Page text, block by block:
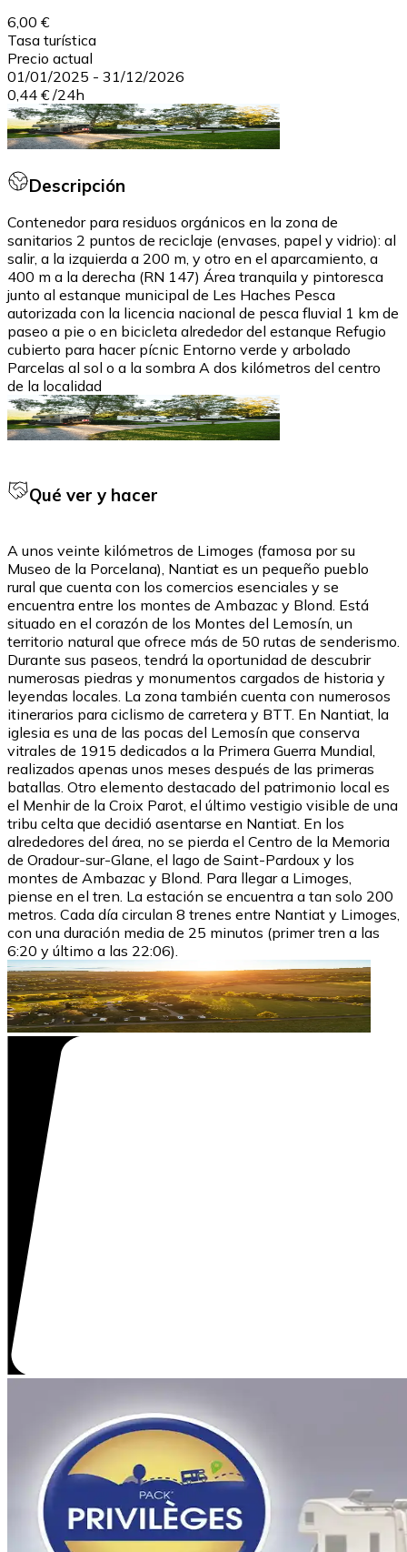
6,00 €
Tasa turística
Precio actual
01/01/2025 - 31/12/2026
0,44 € /24h
Descripción
Contenedor para residuos orgánicos en la zona de
sanitarios 2 puntos de reciclaje (envases, papel y vidrio): al
salir, a la izquierda a 200 m, y otro en el aparcamiento, a
400 m a la derecha (RN 147) Área tranquila y pintoresca
junto al estanque municipal de Les Haches Pesca
autorizada con la licencia nacional de pesca fluvial 1 km de
paseo a pie o en bicicleta alrededor del estanque Refugio
cubierto para hacer pícnic Entorno verde y arbolado
Parcelas al sol o a la sombra A dos kilómetros del centro
de la localidad
Qué ver y hacer
A unos veinte kilómetros de Limoges (famosa por su
Museo de la Porcelana), Nantiat es un pequeño pueblo
rural que cuenta con los comercios esenciales y se
encuentra entre los montes de Ambazac y Blond. Está
situado en el corazón de los Montes del Lemosín, un
territorio natural que ofrece más de 50 rutas de senderismo.
Durante sus paseos, tendrá la oportunidad de descubrir
numerosas piedras y monumentos cargados de historia y
leyendas locales. La zona también cuenta con numerosos
itinerarios para ciclismo de carretera y BTT. En Nantiat, la
iglesia es una de las pocas del Lemosín que conserva
vitrales de 1915 dedicados a la Primera Guerra Mundial,
realizados apenas unos meses después de las primeras
batallas. Otro elemento destacado del patrimonio local es
el Menhir de la Croix Parot, el último vestigio visible de una
tribu celta que decidió asentarse en Nantiat. En los
alrededores del área, no se pierda el Centro de la Memoria
de Oradour-sur-Glane, el lago de Saint-Pardoux y los
montes de Ambazac y Blond. Para llegar a Limoges,
piense en el tren. La estación se encuentra a tan solo 200
metros. Cada día circulan 8 trenes entre Nantiat y Limoges,
con una duración media de 25 minutos (primer tren a las
6:20 y último a las 22:06).